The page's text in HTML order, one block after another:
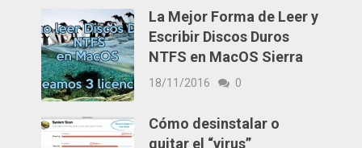
La Mejor Forma de Leer y
Escribir Discos Duros
NTFS en MacOS Sierra
18/11/2016 0
Cómo desinstalar o
quitar el “virus”